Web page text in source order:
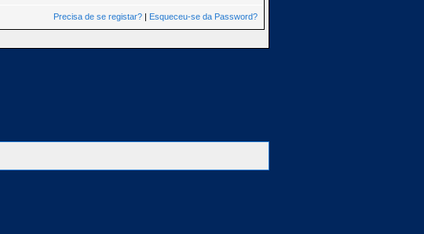
Precisa de se registar? | Esqueceu-se da Password?